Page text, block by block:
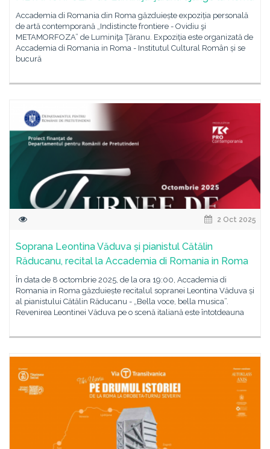
Accademia di Romania din Roma găzduiește expoziția personală
de artă contemporană „Indistincte frontiere - Ovidiu şi
METAMORFOZA” de Luminiţa Ţăranu. Expoziția este organizată de
Accademia di Romania in Roma - Institutul Cultural Român și se
bucură
2 Oct 2025
Soprana Leontina Văduva și pianistul Cătălin
Răducanu, recital la Accademia di Romania in Roma
În data de 8 octombrie 2025, de la ora 19:00, Accademia di
Romania in Roma găzduiește recitalul sopranei Leontina Văduva și
al pianistului Cătălin Răducanu - „Bella voce, bella musica”.
Revenirea Leontinei Văduva pe o scenă italiană este întotdeauna